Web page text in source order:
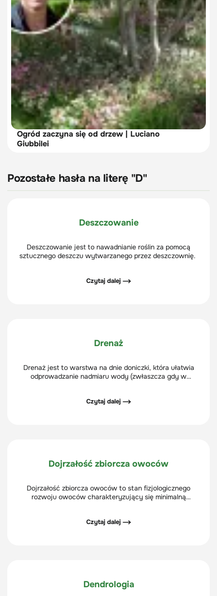
Ogród zaczyna się od drzew | Luciano
Giubbilei
Pozostałe hasła na literę "D"
Deszczowanie
Deszczowanie jest to nawadnianie roślin za pomocą
sztucznego deszczu wytwarzanego przez deszczownię.
Czytaj dalej ⟶
Drenaż
Drenaż jest to warstwa na dnie doniczki, która ułatwia
odprowadzanie nadmiaru wody (zwłaszcza gdy w
Czytaj dalej ⟶
Dojrzałość zbiorcza owoców
Dojrzałość zbiorcza owoców to stan fizjologicznego
rozwoju owoców charakteryzujący się minimalną
odrywają się od pędu owoconośnego.
Czytaj dalej ⟶
Dendrologia